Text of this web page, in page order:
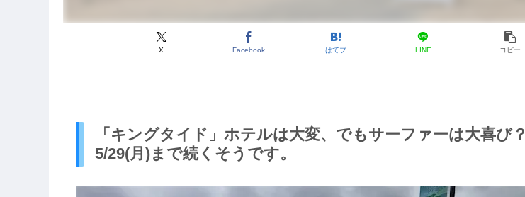
X Facebook はてブ LINE コピー
「キングタイド」ホテルは大変、でもサーファーは大喜び？
5/29(月)まで続くそうです。